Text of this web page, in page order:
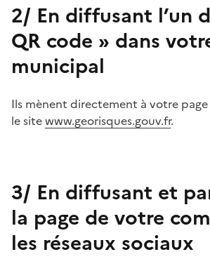
2/ En diffusant l’un
QR code » dans
municipal
Ils mènent directement à votre
le sitewww.georisques.gouv.fr.
3/ En diffusant et
la page de votre
les réseaux sociaux